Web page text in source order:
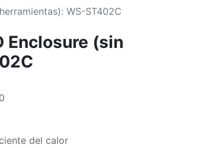
WS-ST402C
Enclosure (sin
del calor